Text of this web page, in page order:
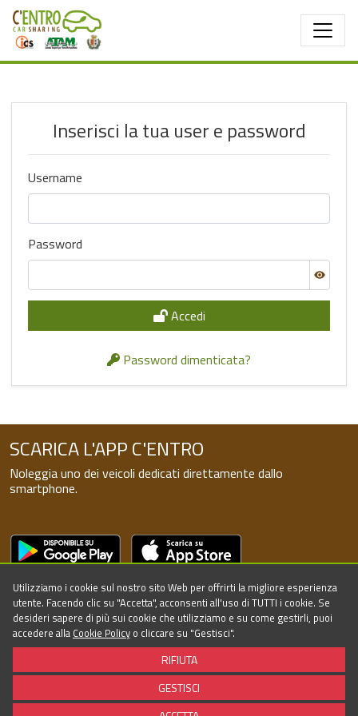
Salta al contenuto principale
Inserisci la tua user e password
Username
Password
Accedi
Password dimenticata?
SCARICA L'APP C'ENTRO
Noleggia uno dei veicoli dedicati direttamente dallo
smartphone.
SEGUICI SUI SOCIAL!
©2026 - Powered by Targa Telematics - All rights reserved
Utilizziamo i cookie sul nostro sito Web per offrirti la migliore esperienza
utente. Facendo clic su "Accetta", acconsenti all'uso di TUTTI i cookie. Se
desideri sapere di più sui cookie che utilizziamo e su come gestirli, puoi
accedere alla Cookie Policy o cliccare su "Gestisci".
RIFIUTA
GESTISCI